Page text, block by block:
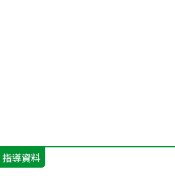
指導資料